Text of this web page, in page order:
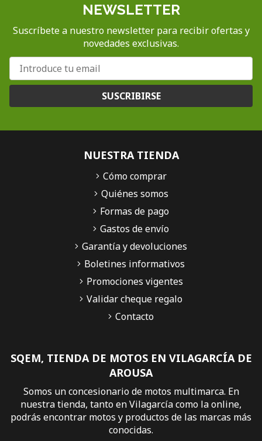
NEWSLETTER
Suscríbete a nuestro newsletter para recibir ofertas y
novedades exclusivas.
SUSCRIBIRSE
SQEM, TIENDA DE MOTOS EN VILAGARCÍA DE
AROUSA
Somos un concesionario de motos multimarca. En
nuestra tienda, tanto en Vilagarcía como la online,
podrás encontrar motos y productos de las marcas más
conocidas.
NUESTRA TIENDA
Cómo comprar
Quiénes somos
Formas de pago
Gastos de envío
Garantía y devoluciones
Boletines informativos
Promociones vigentes
Validar cheque regalo
Contacto